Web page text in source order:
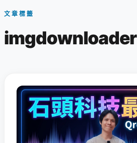
文章標籤
imgdownloader